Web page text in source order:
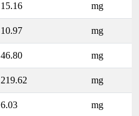
15.16 mg
10.97 mg
46.80 mg
219.62 mg
6.03 mg